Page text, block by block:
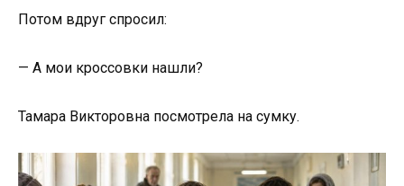
Потом вдруг спросил:
— А мои кроссовки нашли?
Тамара Викторовна посмотрела на сумку.